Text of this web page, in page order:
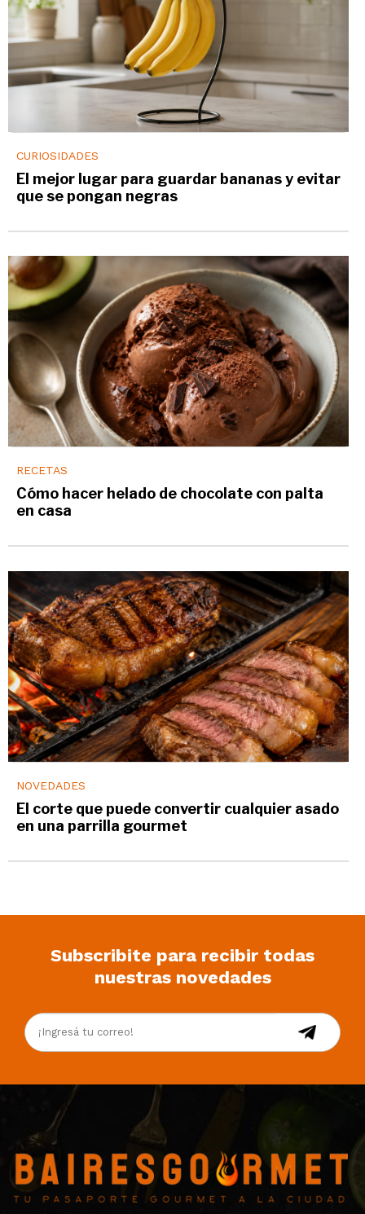
CURIOSIDADES
El mejor lugar para guardar bananas y evitar
que se pongan negras
RECETAS
Cómo hacer helado de chocolate con palta
en casa
NOVEDADES
El corte que puede convertir cualquier asado
en una parrilla gourmet
Subscribite para recibir todas
nuestras novedades